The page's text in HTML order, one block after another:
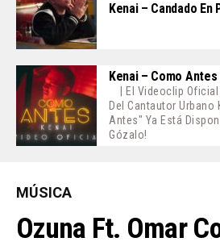
Kenai – Candado En
Kenai – Como
| El Videoclip
Del Cantautor Urbano
Antes" Ya Está
Gózalo!
MÚSICA
Ozuna Ft. Omar